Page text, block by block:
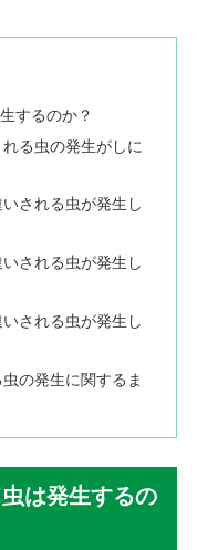
するのか？
る虫の発生がしに
される虫が発生し
される虫が発生し
される虫が発生し
の発生に関するま
は発生するの